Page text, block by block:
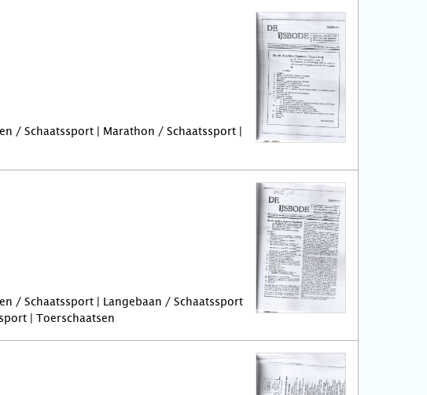
/ Schaatssport | Marathon / Schaatssport |
/ Schaatssport | Langebaan / Schaatssport
| Toerschaatsen